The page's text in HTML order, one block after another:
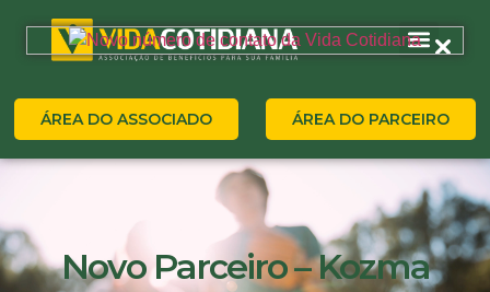
ÁREA DO ASSOCIADO ÁREA DO PARCEIRO
Novo Parceiro – Kozma